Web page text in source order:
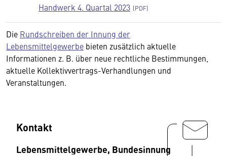
Handwerk 4. Quartal 2023
Die Rundschreiben der Innung der
Lebensmittelgewerbe bieten zusätzlich aktuelle
Informationen z. B. über neue rechtliche Bestimmungen,
aktuelle Kollektivvertrags-Verhandlungen und
Veranstaltungen.
Kontakt
Lebensmittelgewerbe, Bundesinnung